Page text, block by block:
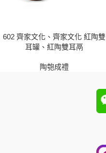
602 齊家文化、齊家文化 紅陶雙
耳罐、紅陶雙耳鬲
陶匏成禮